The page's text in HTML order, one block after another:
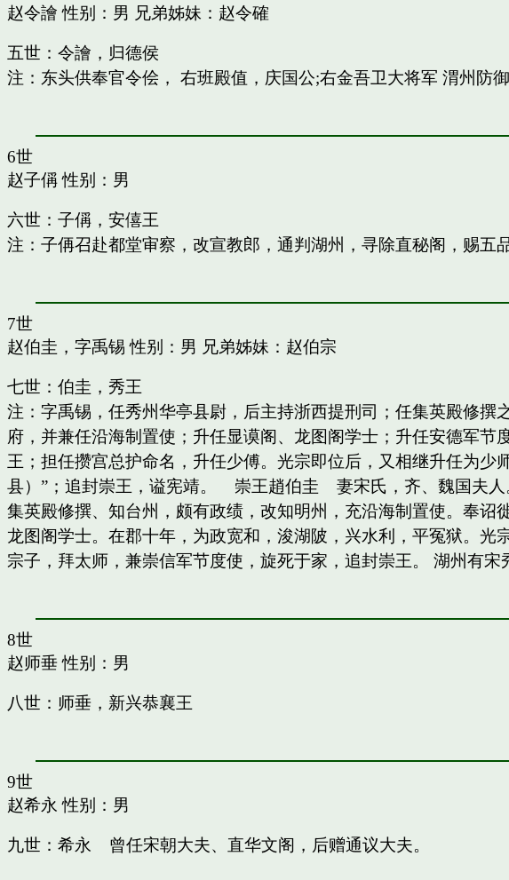
赵令譮 性别：男 兄弟姊妹： 赵令確
五世：令譮，归德侯
注：东头供奉官令侩， 右班殿值，庆国公;右金吾卫大将军 渭州防
6世
赵子偁性别：男
六世：子偁，安僖王
注：子侢召赴都堂审察，改宣教郎，通判湖州，寻除直秘阁，赐五
7世
赵伯圭，字禹锡 性别：男 兄弟姊妹： 赵伯宗
七世：伯圭，秀王
注：字禹锡，任秀州华亭县尉，后主持浙西提刑司；任集英殿修
府，并兼任沿海制置使；升任显谟阁、龙图阁学士；升任安德军
王；担任攒宫总护命名，升任少傅。光宗即位后，又相继升任为
县）”；追封崇王，谥宪靖。 崇王趙伯圭 妻宋氏，齐、魏国夫人
集英殿修撰、知台州，颇有政绩，改知明州，充沿海制置使。奉诏
龙图阁学士。在郡十年，为政宽和，浚湖陂，兴水利，平冤狱。
宗子，拜太师，兼崇信军节度使，旋死于家，追封崇王。 湖州有宋
8世
赵师垂性别：男
八世：师垂，新兴恭襄王
9世
赵希永 性别：男
九世：希永 曾任宋朝大夫、直华文阁，后赠通议大夫。